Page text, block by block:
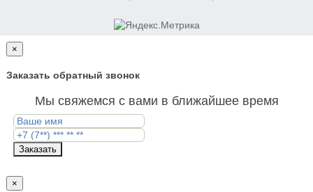
×
Заказать обратный звонок
Мы свяжемся с вами в ближайшее время
Заказать
×